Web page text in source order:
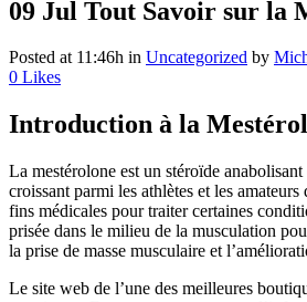
09 Jul Tout Savoir sur la
Posted at 11:46h in Uncategorized by
0 Likes
Introduction à la
La mestérolone est un stéroïde
croissant parmi les athlètes et les
fins médicales pour traiter certaines
prisée dans le milieu de la musculation
la prise de masse musculaire et
Le site web de l’une des meilleures